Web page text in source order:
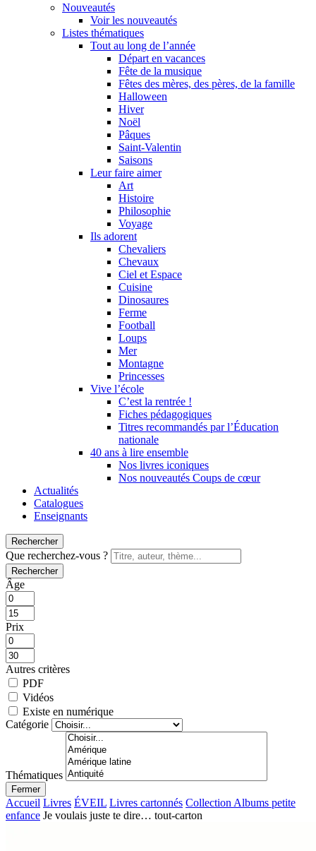
Nouveautés
Voir les nouveautés
Listes thématiques
Tout au long de l’année
Départ en vacances
Fête de la musique
Fêtes des mères, des pères, de la famille
Halloween
Hiver
Noël
Pâques
Saint-Valentin
Saisons
Leur faire aimer
Art
Histoire
Philosophie
Voyage
Ils adorent
Chevaliers
Chevaux
Ciel et Espace
Cuisine
Dinosaures
Ferme
Football
Loups
Mer
Montagne
Princesses
Vive l’école
C’est la rentrée !
Fiches pédagogiques
Titres recommandés par l’Éducation
nationale
40 ans à lire ensemble
Nos livres iconiques
Nos nouveautés Coups de cœur
Actualités
Catalogues
Enseignants
Rechercher
Que recherchez-vous ?
Rechercher
Âge
Prix
Autres critères
PDF
Vidéos
Existe en numérique
Catégorie
Thématiques
Fermer
Accueil Livres ÉVEIL Livres cartonnés Collection Albums petite
enfance Je voulais juste te dire… tout-carton